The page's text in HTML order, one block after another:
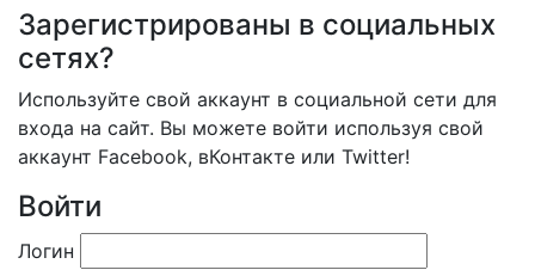
Зарегистрированы в социальных
сетях?
Используйте свой аккаунт в социальной сети для
входа на сайт. Вы можете войти используя свой
аккаунт Facebook, вКонтакте или Twitter!
Войти
Логин